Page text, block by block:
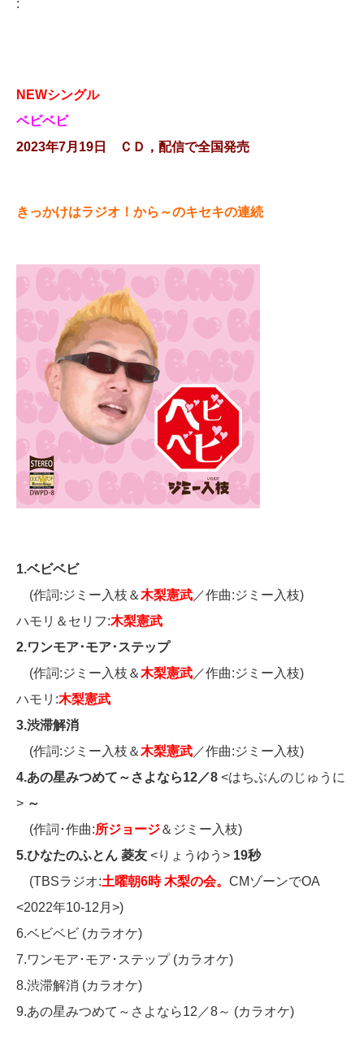
:
NEWシングル
ベビベビ
2023年7月19日 ＣＤ，配信で全国発売
きっかけはラジオ！から～のキセキの連続
1.ベビベビ
(作詞:ジミー入枝＆木梨憲武 ／作曲:ジミー入枝)
ハモリ＆セリフ:木梨憲武
2.ワンモア･モア･ステップ
(作詞:ジミー入枝＆木梨憲武 ／作曲:ジミー入枝)
ハモリ:木梨憲武
3.渋滞解消
(作詞:ジミー入枝＆木梨憲武 ／作曲:ジミー入枝)
4.あの星みつめて～さよなら12／8 <はちぶんのじゅうに
> ～
(作詞･作曲:所ジョージ＆ジミー入枝)
5.ひなたのふとん 菱友 <りょうゆう> 19秒
(TBSラジオ:土曜朝6時 木梨の会。 CMゾーンでOA
<2022年10-12月>)
6.ベビベビ (カラオケ)
7.ワンモア･モア･ステップ (カラオケ)
8.渋滞解消 (カラオケ)
9.あの星みつめて～さよなら12／8～ (カラオケ)